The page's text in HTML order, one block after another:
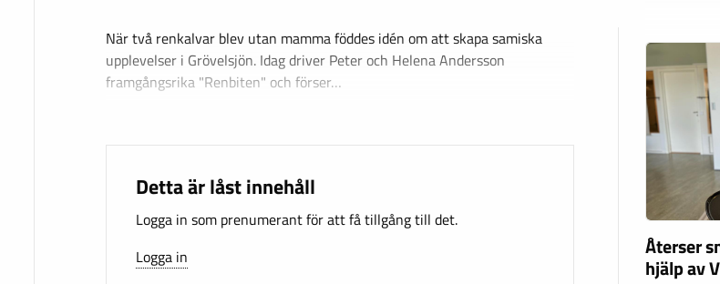
När två renkalvar blev utan mamma föddes idén om att skapa samiska
upplevelser i Grövelsjön. Idag driver Peter och Helena Andersson
framgångsrika "Renbiten" och förser…
Detta är låst innehåll
Logga in som prenumerant för att få tillgång till det.
Logga in
Återser
hjälp av